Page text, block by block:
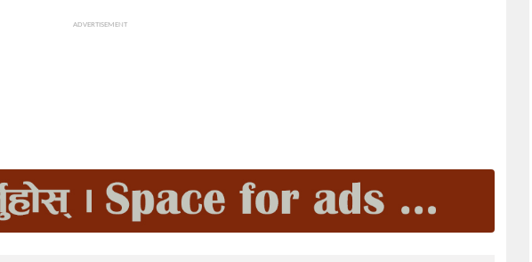
ADVERTISEMENT